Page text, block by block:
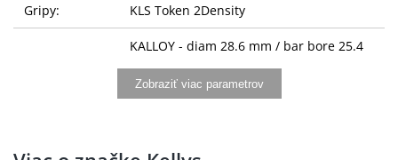
Gripy: KLS Token 2Density
KALLOY - diam 28.6 mm / bar bore 25.4
mm / 15° / délka 75 mm (S), 90 mm (M -
L), 105 mm (XL)
Zobraziť viac parametrov